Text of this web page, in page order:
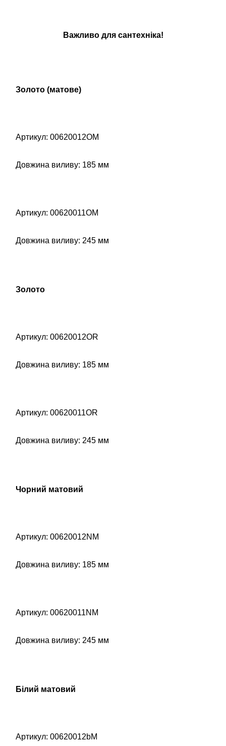
Важливо для сантехніка!
Золото (матове)
Артикул: 00620012OM
Довжина виливу: 185 мм
Артикул: 00620011OM
Довжина виливу: 245 мм
Золото
Артикул: 00620012OR
Довжина виливу: 185 мм
Артикул: 00620011OR
Довжина виливу: 245 мм
Чорний матовий
Артикул: 00620012NM
Довжина виливу: 185 мм
Артикул: 00620011NM
Довжина виливу: 245 мм
Білий матовий
Артикул: 00620012bM